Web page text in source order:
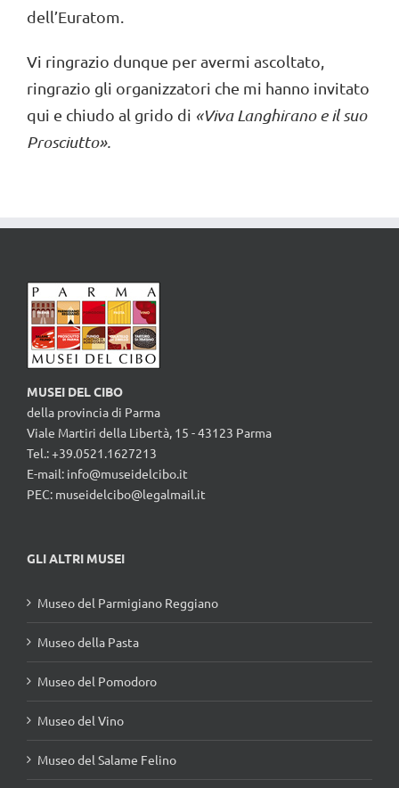
dell’Euratom.
Vi ringrazio dunque per avermi ascoltato,
ringrazio gli organizzatori che mi hanno invitato
qui e chiudo al grido di «Viva Langhirano e il suo
Prosciutto».
MUSEI DEL CIBO
della provincia di Parma
Viale Martiri della Libertà, 15 - 43123 Parma
Tel.: +39.0521.1627213
E-mail: info@museidelcibo.it
PEC: museidelcibo@legalmail.it
GLI ALTRI MUSEI
Museo del Parmigiano Reggiano
Museo della Pasta
Museo del Pomodoro
Museo del Vino
Museo del Salame Felino